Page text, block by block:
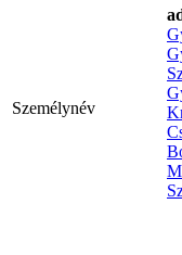
Személynév